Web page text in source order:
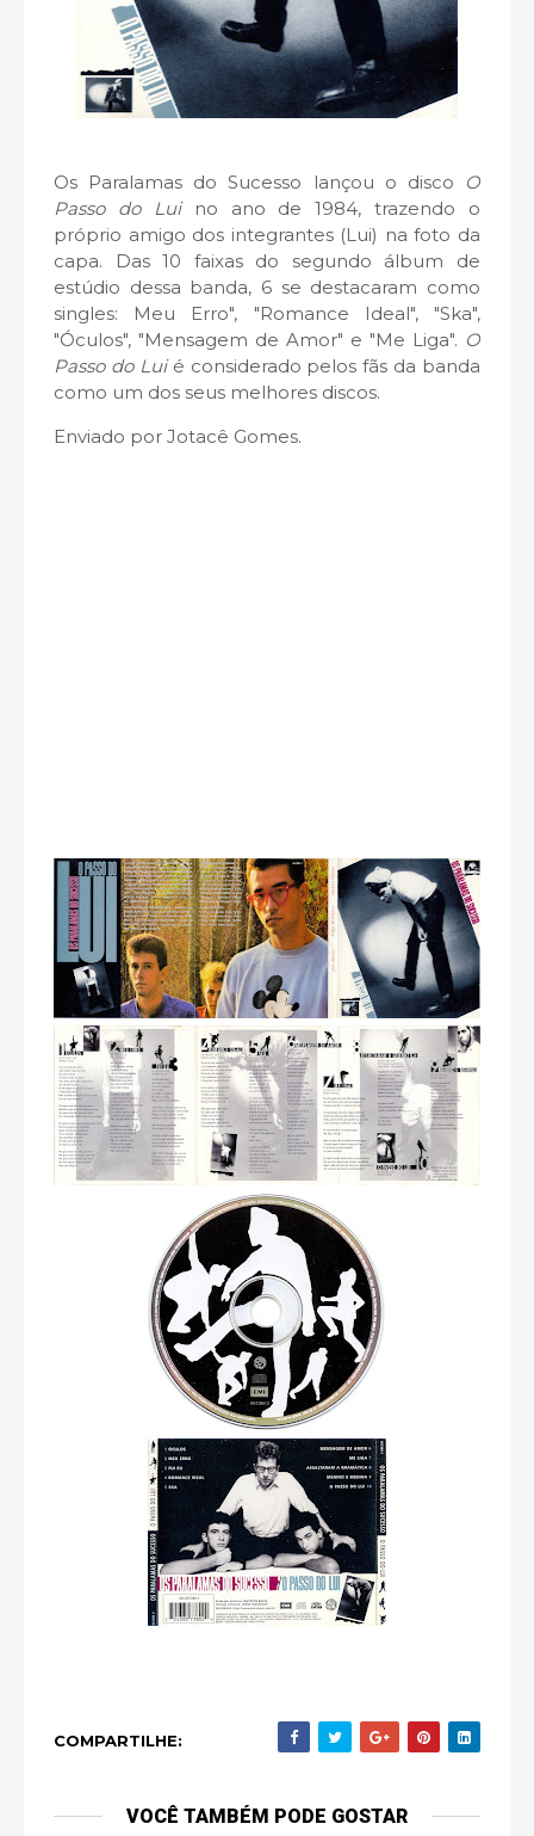
Os Paralamas do Sucesso lançou o disco O
Passo do Luino ano de 1984, trazendo o
próprio amigo dos integrantes (Lui) na foto da
capa. Das 10 faixas do segundo álbum de
estúdio dessa banda, 6 se destacaram como
singles: Meu Erro", "Romance Ideal", "Ska",
"Óculos", "Mensagem de Amor" e "Me Liga". O
Passo do Lui é considerado pelos fãs da banda
como um dos seus melhores discos.
Enviado por Jotacê Gomes.
COMPARTILHE:
VOCÊ TAMBÉM PODE GOSTAR